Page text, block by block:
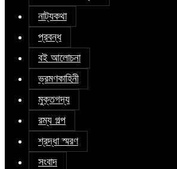
নাট্যকথা
প্রবন্ধ
বই আলোচনা
ভ্রমণকাহিনী
মুক্তগদ্য
রম্য গল্প
শ্রদ্ধা স্মরণ
সংবাদ